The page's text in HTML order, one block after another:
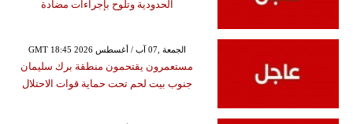
الحدودية وتلوح بإجراءات مضادة
GMT 18:45 2026 الجمعة ,07 آب / أغسطس
مستعمرون يقتحمون منطقة برك سليمان
جنوب بيت لحم تحت حماية قوات الاحتلال